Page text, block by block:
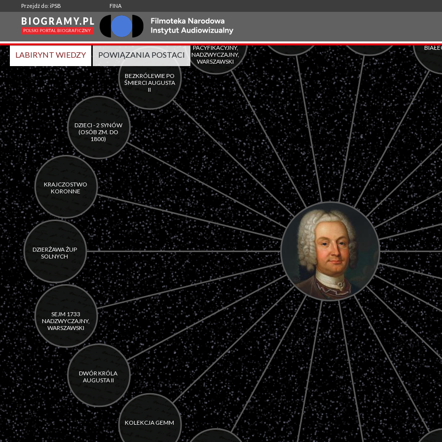
Przejdź do: iPSB FINA
LABIRYNT WIEDZY POWIĄZANIA POSTACI
-|
Wspólne aktywności: